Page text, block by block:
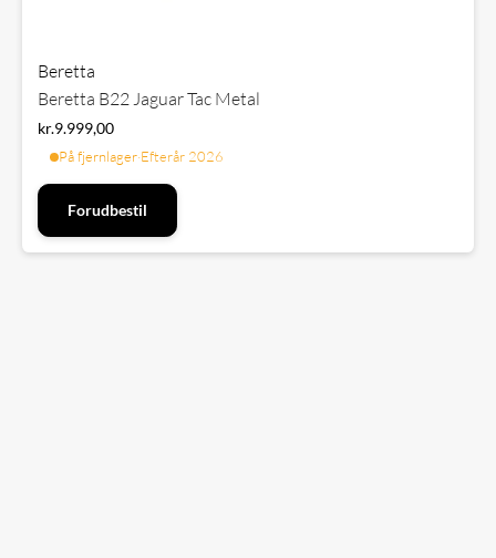
Beretta
Beretta B22 Jaguar Tac Metal
kr.9.999,00
På fjernlager·Efterår 2026
Forudbestil